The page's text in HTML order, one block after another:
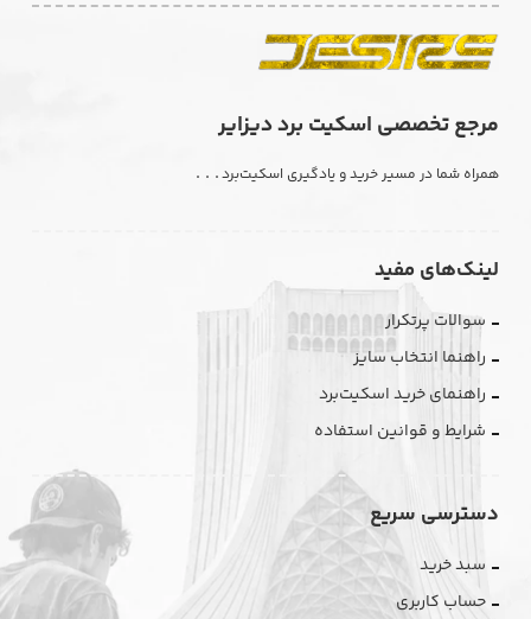
مرجع تخصصی اسکیت برد دیزایر
همراه شما در مسیر خرید و یادگیری اسکیت‌برد. . .
لینک‌های مفید
سوالات پرتکرار
راهنما انتخاب سایز
راهنمای خرید اسکیت‌برد
شرایط و قوانین استفاده
دسترسی سریع
سبد خرید
حساب کاربری